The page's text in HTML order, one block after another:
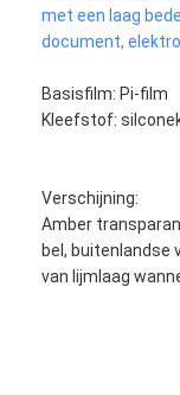
met een laag
document,
Basisfilm: Pi-film
Kleefstof:
Verschijning:
Amber
bel, buitenlandse
van lijmlaag